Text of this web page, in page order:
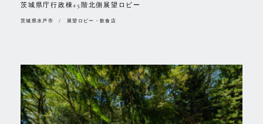
茨城県庁行政棟25階北側展望ロビー
茨城県水戸市 / 展望ロビー・飲食店